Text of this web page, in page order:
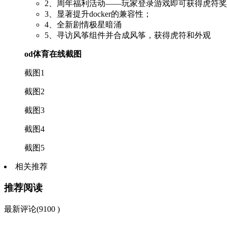
2、周年福利活动——玩家登录游戏即可获得虎符
3、显著提升docker的兼容性；
4、全新剧情极星暗涌
5、寻访风筝组件并合成风筝，获得虎符和外观
od体育在线截图
截图1
截图2
截图3
截图4
截图5
相关推荐
推荐阅读
最新评论(9100 )